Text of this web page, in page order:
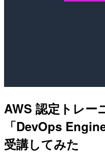
AWS 認定トレー
「DevOps
受講してみた